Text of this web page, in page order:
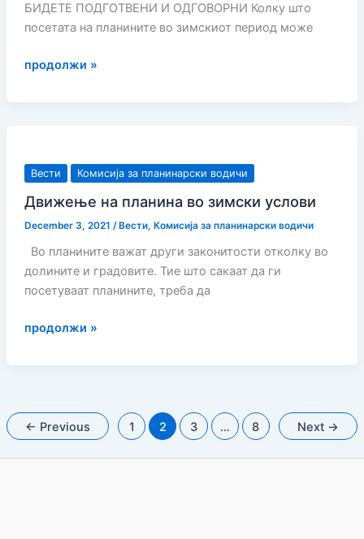
БИДЕТЕ ПОДГОТВЕНИ И ОДГОВОРНИ Колку што
посетата на планините во зимскиот период може
Безбедна
зима
продолжи »
Вести Комисија за планинарски водичи
Движење на планина во зимски услови
December 3, 2021 /Вести, Комисија за планинарски водичи
Во планините важат други законитости отколку во
долините и градовите. Тие што сакаат да ги
посетуваат планините, треба да
Движење
услови
продолжи »
← Previous 1 2 3 … 8 Next →